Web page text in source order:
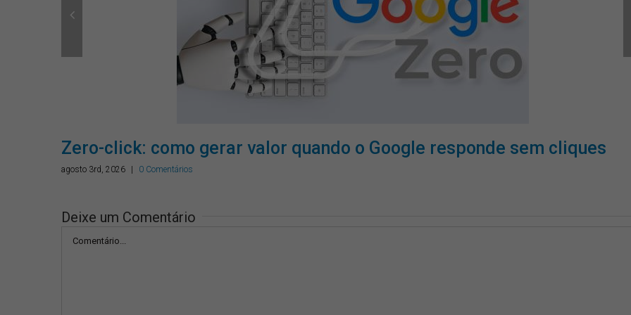
Zero-click: como gerar valor quando o Google responde sem cliques
agosto 3rd, 2026 | 0 Comentários
Deixe um Comentário
Comentário